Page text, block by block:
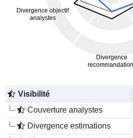
Visibilité
Couverture analystes
Divergence estimations